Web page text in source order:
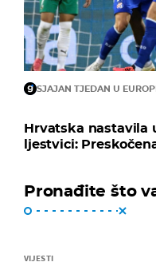
SJAJAN TJEDAN U
Hrvatska nastavila
ljestvici:
Pronađite što
VIJESTI